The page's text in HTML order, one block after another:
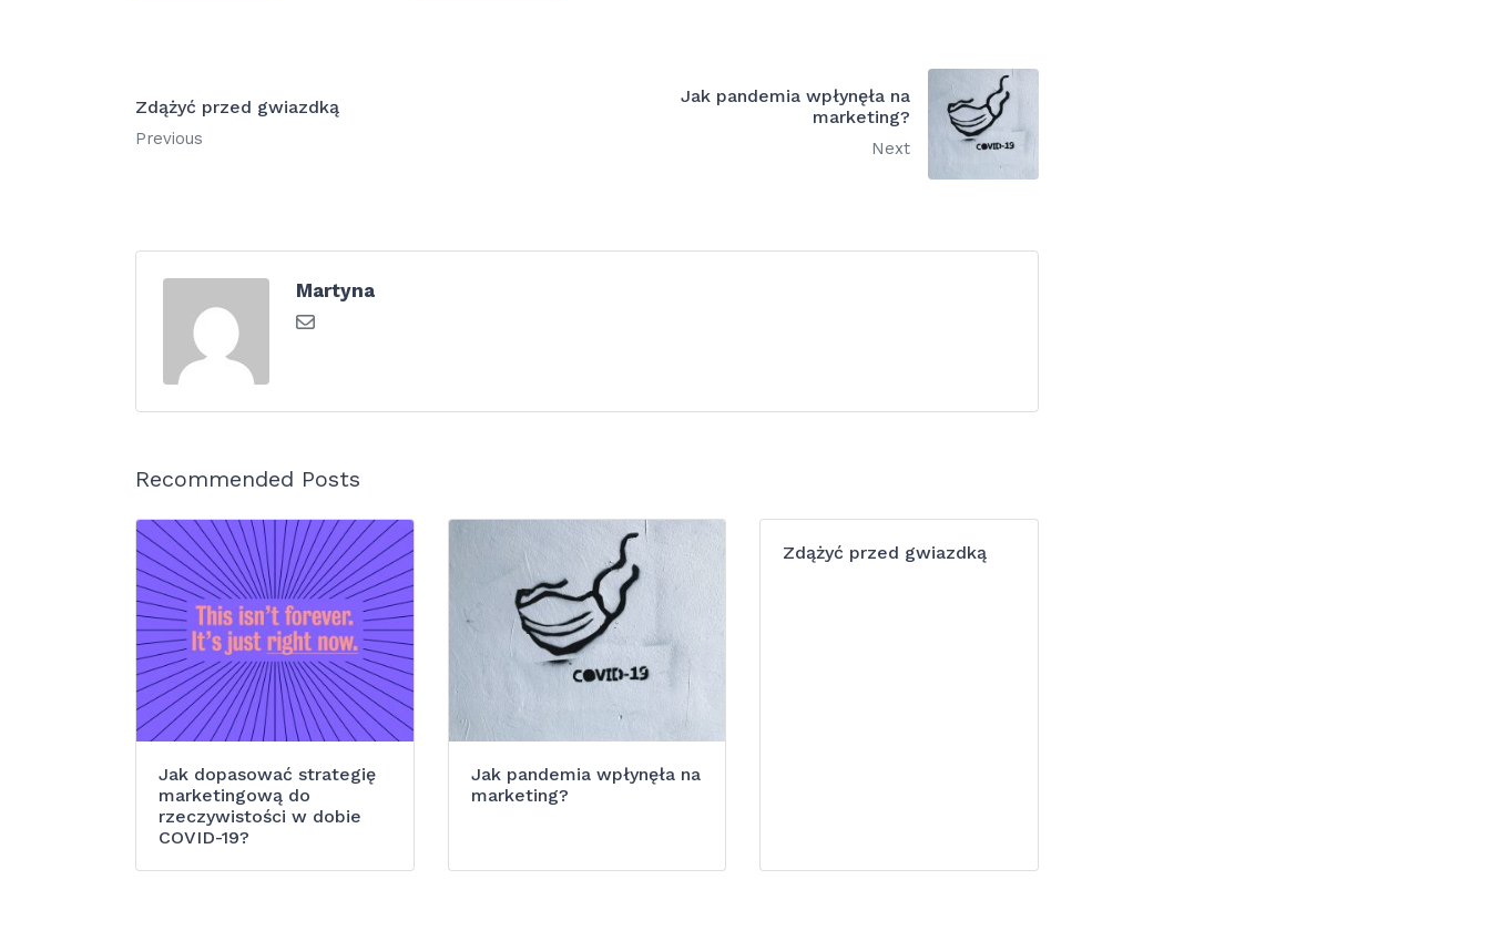
Zdążyć przed gwiazdką
Previous
Jak pandemia wpłynęła na
marketing?
Next
Martyna
Recommended Posts
Jak dopasować strategię
marketingową do
rzeczywistości w dobie
COVID-19?
Jak pandemia wpłynęła na
marketing?
Zdążyć przed gwiazdką